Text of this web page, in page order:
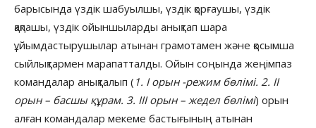
барысында үздік шабуылшы, үздік қорғаушы, үздік
қақпашы, үздік ойыншыларды анықтап шара
ұйымдастырушылар атынан грамотамен және қосымша
сыйлықтармен марапатталды. Ойын соңында жеңімпаз
командалар анықталып ( 1. I орын -режим бөлімі. 2. II
орын – басшы құрам. 3. III орын – жедел бөлімі) орын
алған командалар мекеме бастығының атынан